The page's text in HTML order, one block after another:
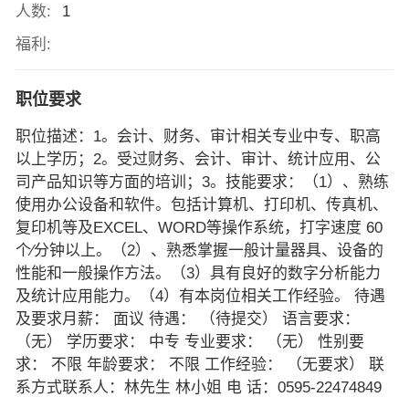
人数:
1
福利:
职位要求
职位描述：1。会计、财务、审计相关专业中专、职高
以上学历；2。受过财务、会计、审计、统计应用、公
司产品知识等方面的培训；3。技能要求：（1）、熟练
使用办公设备和软件。包括计算机、打印机、传真机、
复印机等及EXCEL、WORD等操作系统，打字速度 60
个∕分钟以上。（2）、熟悉掌握一般计量器具、设备的
性能和一般操作方法。（3）具有良好的数字分析能力
及统计应用能力。（4）有本岗位相关工作经验。 待遇
及要求月薪： 面议 待遇： （待提交） 语言要求：
（无） 学历要求： 中专 专业要求： （无） 性别要
求： 不限 年龄要求： 不限 工作经验： （无要求） 联
系方式联系人：林先生 林小姐 电 话：0595-22474849